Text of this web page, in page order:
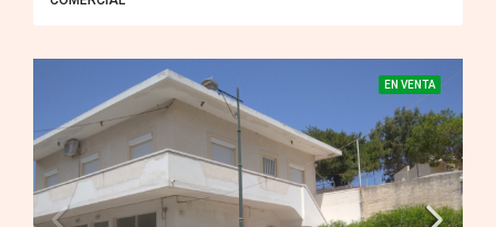
EN VENTA